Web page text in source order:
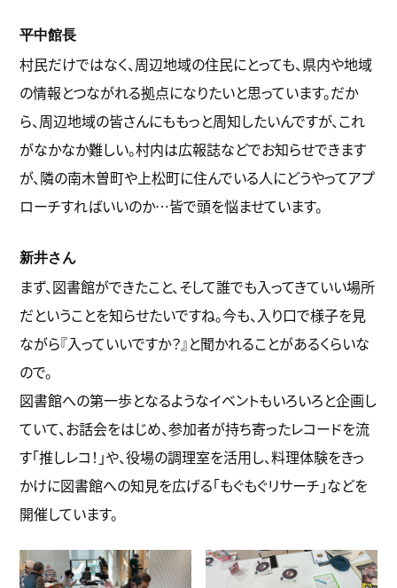
平中館長
村民だけではなく、周辺地域の住民にとっても、県内や地域
の情報とつながれる拠点になりたいと思っています。だか
ら、周辺地域の皆さんにももっと周知したいんですが、これ
がなかなか難しい。村内は広報誌などでお知らせできます
が、隣の南木曽町や上松町に住んでいる人にどうやってアプ
ローチすればいいのか…皆で頭を悩ませています。
新井さん
まず、図書館ができたこと、そして誰でも入ってきていい場所
だということを知らせたいですね。今も、入り口で様子を見
ながら『入っていいですか？』と聞かれることがあるくらいな
ので。
図書館への第一歩となるようなイベントもいろいろと企画し
ていて、お話会をはじめ、参加者が持ち寄ったレコードを流
す「推しレコ！」や、役場の調理室を活用し、料理体験をきっ
かけに図書館への知見を広げる「もぐもぐリサーチ」などを
開催しています。